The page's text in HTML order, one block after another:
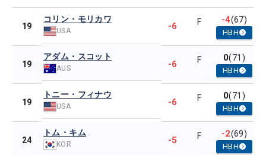
19
コリン・モリカワ
USA -6 F -4(67)
HBH
19
アダム・スコット
AUS -6 F 0(71)
HBH
19
トニー・フィナウ
USA -6 F 0(71)
HBH
24
トム・キム
KOR -5 F -2(69)
HBH